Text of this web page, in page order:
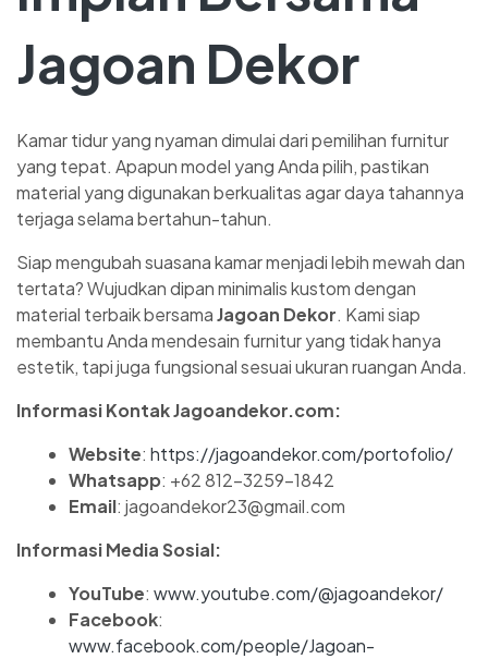
Jagoan Dekor
Kamar tidur yang nyaman dimulai dari pemilihan furnitur
yang tepat. Apapun model yang Anda pilih, pastikan
material yang digunakan berkualitas agar daya tahannya
terjaga selama bertahun-tahun.
Siap mengubah suasana kamar menjadi lebih mewah dan
tertata? Wujudkan dipan minimalis kustom dengan
material terbaik bersamaJagoan Dekor. Kami siap
membantu Anda mendesain furnitur yang tidak hanya
estetik, tapi juga fungsional sesuai ukuran ruangan Anda.
Informasi Kontak Jagoandekor.com:
Website: https://jagoandekor.com/portofolio/
Whatsapp: +62 812-3259-1842
Email: jagoandekor23@gmail.com
Informasi Media Sosial:
YouTube: www.youtube.com/@jagoandekor/
Facebook:
www.facebook.com/people/Jagoan-